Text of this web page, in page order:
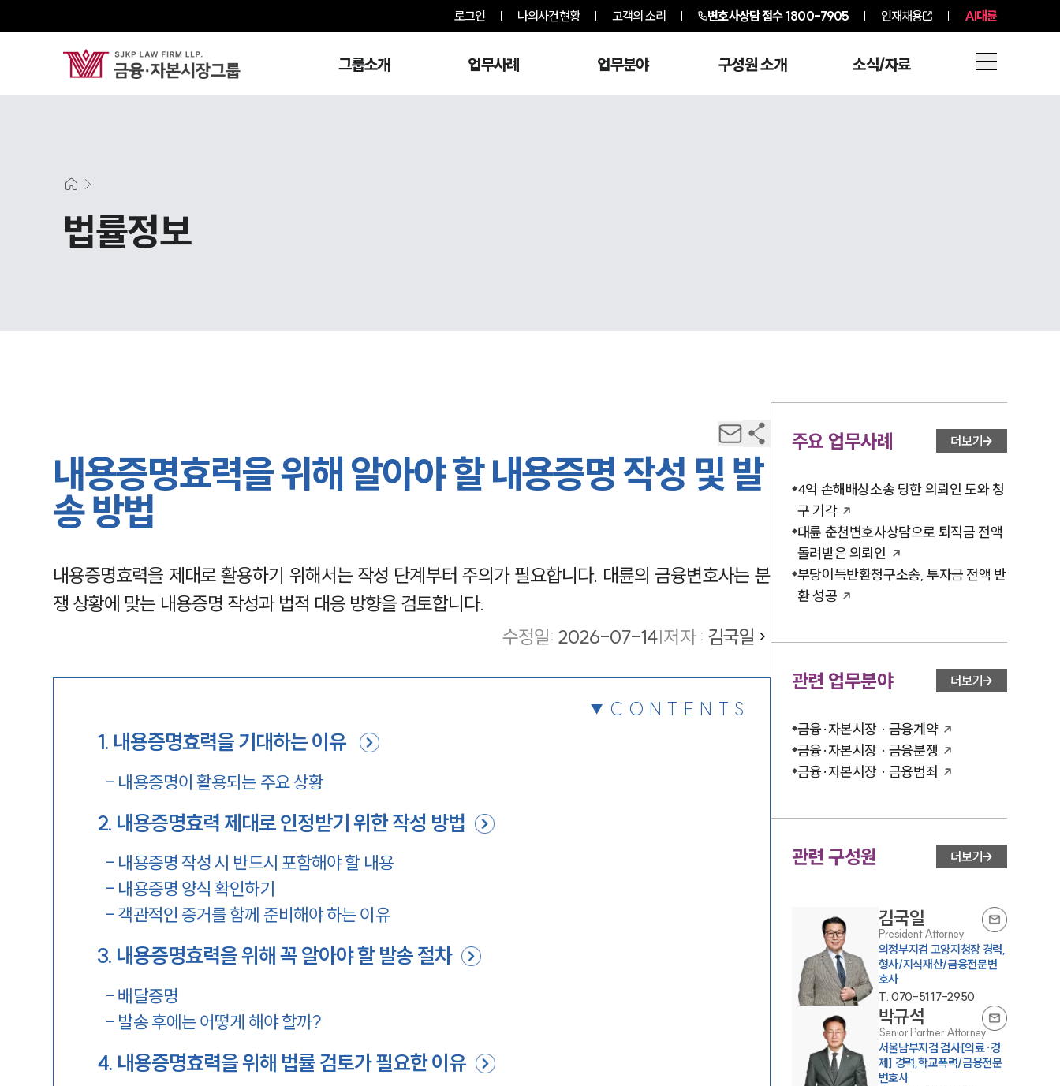
로그인 나의사건현황 고객의 소리 변호사상담 접수1800-7905 인재채용 AI대륜
그룹소개 업무사례 업무분야 구성원 소개 소식/자료
법률정보
내용증명효력을 위해 알아야 할 내용증명 작성 및 발
송 방법
내용증명효력을 제대로 활용하기 위해서는 작성 단계부터 주의가 필요합니다. 대륜의 금융변호사는 분
쟁 상황에 맞는 내용증명 작성과 법적 대응 방향을 검토합니다.
수정일: 2026-07-14|저자 : 김국일
CONTENTS
1. 내용증명효력을 기대하는 이유
- 내용증명이 활용되는 주요 상황
2. 내용증명효력 제대로 인정받기 위한 작성 방법
- 내용증명 작성 시 반드시 포함해야 할 내용
- 내용증명 양식 확인하기
- 객관적인 증거를 함께 준비해야 하는 이유
3. 내용증명효력을 위해 꼭 알아야 할 발송 절차
- 배달증명
- 발송 후에는 어떻게 해야 할까?
4. 내용증명효력을 위해 법률 검토가 필요한 이유
주요 업무사례 더보기
4억 손해배상소송 당한 의뢰인 도와 청
구 기각
대륜 춘천변호사상담으로 퇴직금 전액
돌려받은 의뢰인
부당이득반환청구소송, 투자금 전액 반
환 성공
관련 업무분야 더보기
금융·자본시장 · 금융계약
금융·자본시장 · 금융분쟁
금융·자본시장 · 금융범죄
관련 구성원 더보기
김국일
President Attorney
의정부지검 고양지청장 경력,
형사/지식재산/금융전문변
호사
T. 070-5117-2950
박규석
Senior Partner Attorney
서울남부지검 검사[의료·경
제] 경력,학교폭력/금융전문
변호사